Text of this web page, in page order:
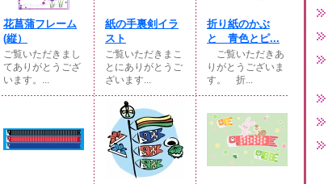
花菖蒲フレーム
(縦）
ご覧いただきまし
てありがとうござ
います。...
紙の手裏剣イラ
スト
ご覧いただきまこ
とにありがとうご
ざいます...
折り紙のかぶ
と 青色とピ...
ご覧いただきあ
りがとうございま
す。 折...